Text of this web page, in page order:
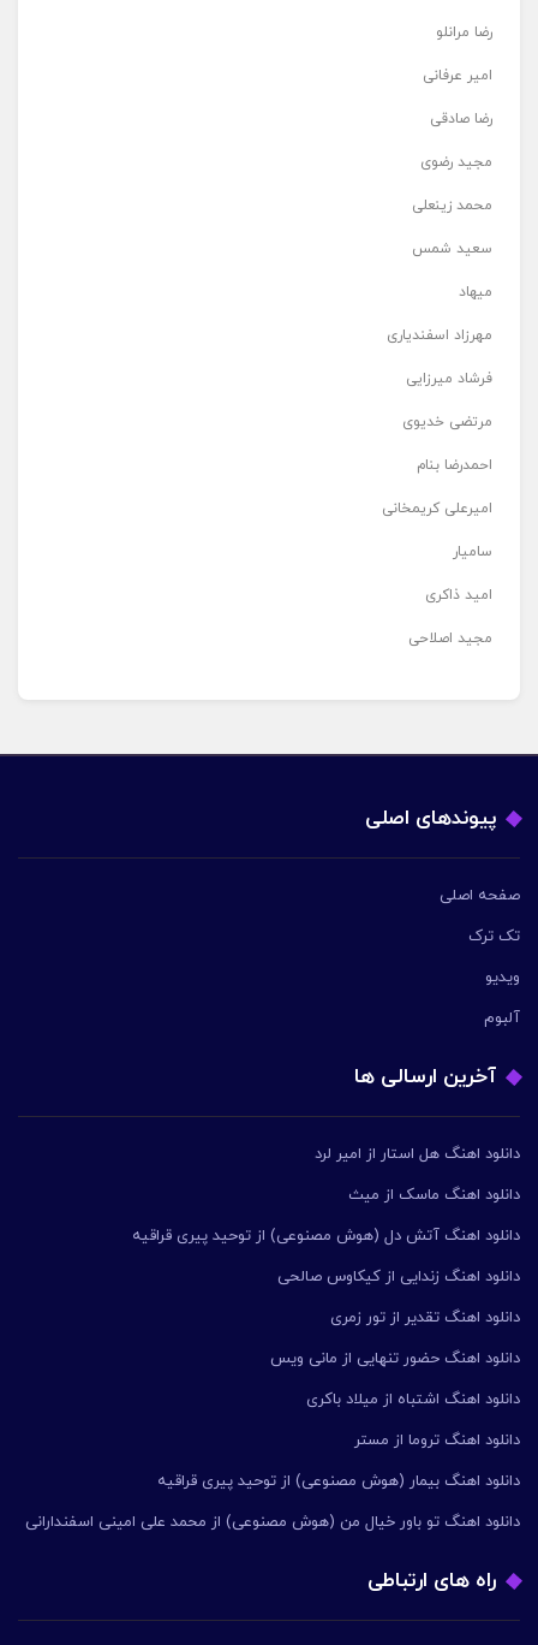
رضا مرانلو
امیر عرفانی
رضا صادقی
مجید رضوی
محمد زینعلی
سعید شمس
میهاد
مهرزاد اسفندیاری
فرشاد میرزایی
مرتضی خدیوی
احمدرضا بنام
امیرعلی کریمخانی
سامیار
امید ذاکری
مجید اصلاحی
پیوندهای اصلی
صفحه اصلی
تک ترک
ویدیو
آلبوم
آخرین ارسالی ها
دانلود اهنگ هل استار از امیر لرد
دانلود اهنگ ماسک از میث
دانلود اهنگ آتش دل (هوش مصنوعی) از توحید پیری قراقیه
دانلود اهنگ زندایی از کیکاوس صالحی
دانلود اهنگ تقدیر از تور زمری
دانلود اهنگ حضور تنهایی از مانی ویس
دانلود اهنگ اشتباه از میلاد باکری
دانلود اهنگ تروما از مستر
دانلود اهنگ بیمار (هوش مصنوعی) از توحید پیری قراقیه
دانلود اهنگ تو باور خیال من (هوش مصنوعی) از محمد علی امینی اسفندارانی
راه های ارتباطی